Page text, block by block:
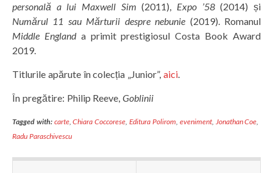
personală a lui Maxwell Sim (2011), Expo ’58(2014) și
Numărul 11 sau Mărturii despre nebunie (2019). Romanul
Middle Englanda primit prestigiosul Costa Book Award
2019.
Titlurile apărute în colecția „Junior”, aici.
În pregătire: Philip Reeve, Goblinii
Tagged with: carte,Chiara Coccorese,Editura Polirom, eveniment, Jonathan Coe,
Radu Paraschivescu